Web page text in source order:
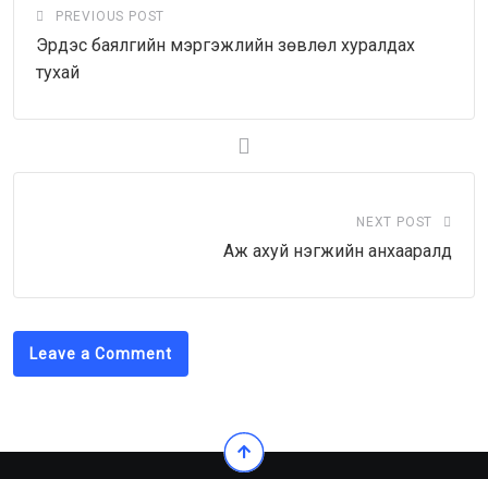
PREVIOUS POST
Эрдэс баялгийн мэргэжлийн зөвлөл хуралдах
тухай
NEXT POST
Аж ахуй нэгжийн анхааралд
Leave a Comment